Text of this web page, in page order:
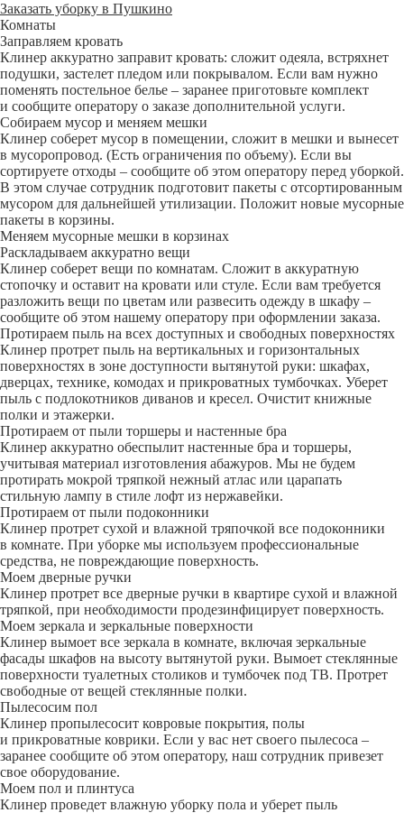
Заказать уборку в Пушкино
Комнаты
Заправляем кровать
Клинер аккуратно заправит кровать: сложит одеяла, встряхнет
подушки, застелет пледом или покрывалом. Если вам нужно
поменять постельное белье – заранее приготовьте комплект
и сообщите оператору о заказе дополнительной услуги.
Собираем мусор и меняем мешки
Клинер соберет мусор в помещении, сложит в мешки и вынесет
в мусоропровод. (Есть ограничения по объему). Если вы
сортируете отходы – сообщите об этом оператору перед уборкой.
В этом случае сотрудник подготовит пакеты с отсортированным
мусором для дальнейшей утилизации. Положит новые мусорные
пакеты в корзины.
Меняем мусорные мешки в корзинах
Раскладываем аккуратно вещи
Клинер соберет вещи по комнатам. Сложит в аккуратную
стопочку и оставит на кровати или стуле. Если вам требуется
разложить вещи по цветам или развесить одежду в шкафу –
сообщите об этом нашему оператору при оформлении заказа.
Протираем пыль на всех доступных и свободных поверхностях
Клинер протрет пыль на вертикальных и горизонтальных
поверхностях в зоне доступности вытянутой руки: шкафах,
дверцах, технике, комодах и прикроватных тумбочках. Уберет
пыль с подлокотников диванов и кресел. Очистит книжные
полки и этажерки.
Протираем от пыли торшеры и настенные бра
Клинер аккуратно обеспылит настенные бра и торшеры,
учитывая материал изготовления абажуров. Мы не будем
протирать мокрой тряпкой нежный атлас или царапать
стильную лампу в стиле лофт из нержавейки.
Протираем от пыли подоконники
Клинер протрет сухой и влажной тряпочкой все подоконники
в комнате. При уборке мы используем профессиональные
средства, не повреждающие поверхность.
Моем дверные ручки
Клинер протрет все дверные ручки в квартире сухой и влажной
тряпкой, при необходимости продезинфицирует поверхность.
Моем зеркала и зеркальные поверхности
Клинер вымоет все зеркала в комнате, включая зеркальные
фасады шкафов на высоту вытянутой руки. Вымоет стеклянные
поверхности туалетных столиков и тумбочек под ТВ. Протрет
свободные от вещей стеклянные полки.
Пылесосим пол
Клинер пропылесосит ковровые покрытия, полы
и прикроватные коврики. Если у вас нет своего пылесоса –
заранее сообщите об этом оператору, наш сотрудник привезет
свое оборудование.
Моем пол и плинтуса
Клинер проведет влажную уборку пола и уберет пыль